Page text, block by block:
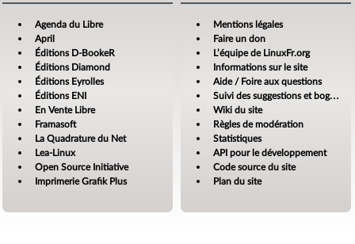
Agenda du Libre
April
Éditions D-BookeR
Éditions Diamond
Éditions Eyrolles
Éditions ENI
En Vente Libre
Framasoft
La Quadrature du Net
Lea-Linux
Open Source Initiative
Imprimerie Grafik Plus
Mentions légales
Faire un don
L’équipe de LinuxFr.org
Informations sur le site
Aide / Foire aux questions
Suivi des suggestions et bogues
Wiki du site
Règles de modération
Statistiques
API pour le développement
Code source du site
Plan du site